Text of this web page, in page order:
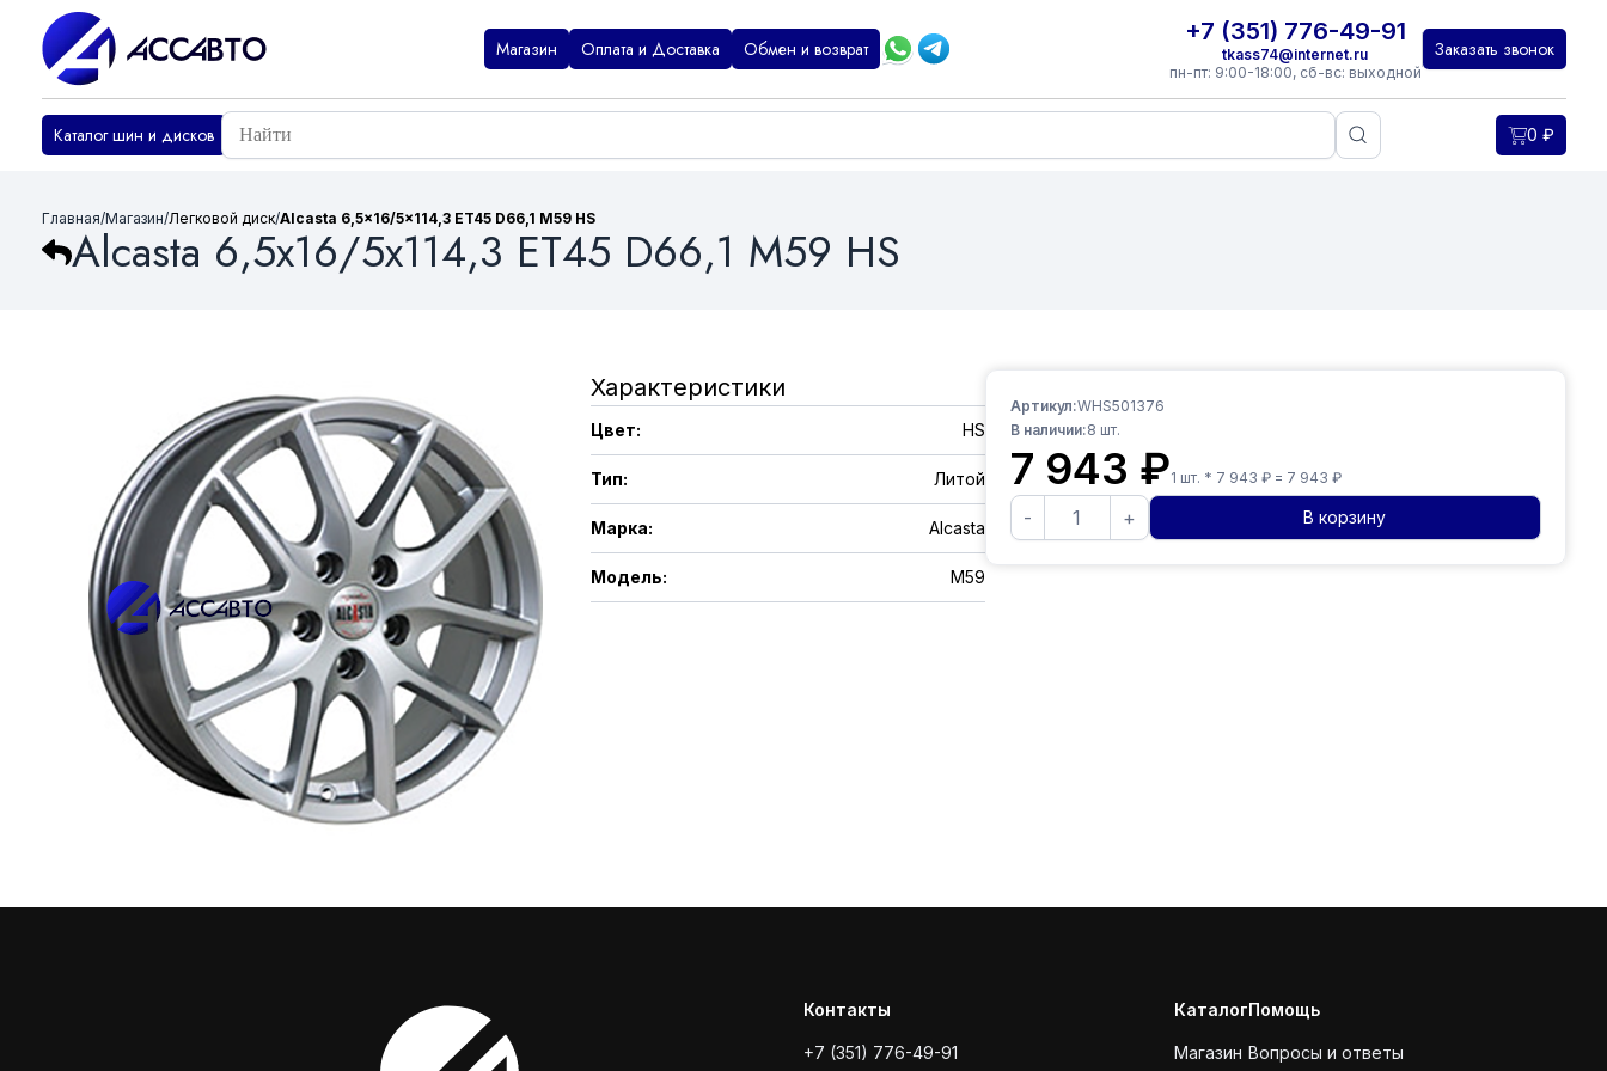
Магазин Оплата и Доставка Обмен и возврат
+7 (351) 776-49-91
tkass74@internet.ru
пн-пт: 9:00-18:00, сб-вс: выходной
Заказать звонок
Каталог шин и дисков 0 ₽
Главная/Магазин/Легковой диск/Alcasta 6,5x16/5x114,3 ET45 D66,1 M59 HS
Alcasta 6,5x16/5x114,3 ET45 D66,1 M59 HS
Характеристики
Цвет: HS
Тип: Литой
Марка: Alcasta
Модель: M59
Артикул:WHS501376
В наличии:8 шт.
7 943 ₽1 шт. * 7 943 ₽ = 7 943 ₽
- + В корзину
Контакты
+7 (351) 776-49-91
Каталог
Магазин
Помощь
Вопросы и ответы